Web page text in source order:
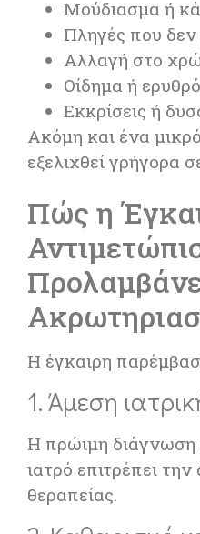
Μούδιασμα ή
Πληγές που
Αλλαγή στο
Οίδημα ή
Εκκρίσεις ή
Ακόμη και ένα
εξελιχθεί γρήγορα
Πώς η
Η έγκαιρη
1. Άμεση
Η πρώιμη διάγνωση
ιατρό επιτρέπει
θεραπείας.